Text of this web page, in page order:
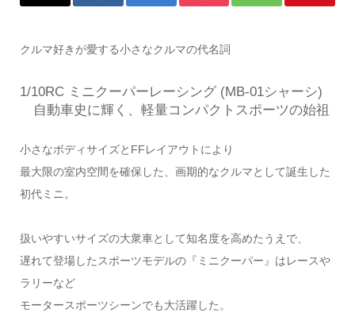
クルマ好きが愛する小さなクルマの代名詞
1/10RC ミニクーパーレーシング (MB-01シャーシ)
自動車史に輝く、軽量コンパクトスポーツの始祖
小さなボディサイズとFFレイアウトにより
最大限の室内空間を確保した、画期的なクルマとして誕生した
初代ミニ。
扱いやすいサイズの大衆車として知名度を高めたうえで、
遅れて登場したスポーツモデルの『ミニクーパー』はレースや
ラリーなど
モータースポーツシーンでも大活躍した。